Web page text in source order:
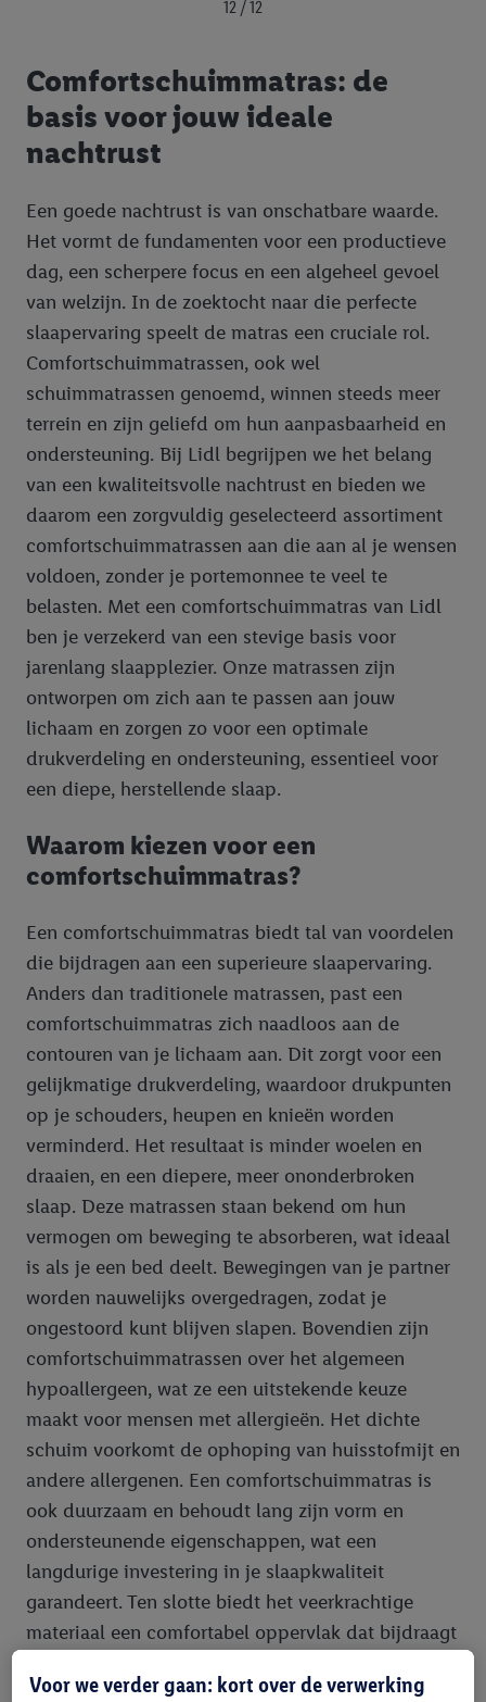
12 / 12
Comfortschuimmatras: de
basis voor jouw ideale
nachtrust
Een goede nachtrust is van onschatbare waarde.
Het vormt de fundamenten voor een productieve
dag, een scherpere focus en een algeheel gevoel
van welzijn. In de zoektocht naar die perfecte
slaapervaring speelt de matras een cruciale rol.
Comfortschuimmatrassen, ook wel
schuimmatrassen genoemd, winnen steeds meer
terrein en zijn geliefd om hun aanpasbaarheid en
ondersteuning. Bij Lidl begrijpen we het belang
van een kwaliteitsvolle nachtrust en bieden we
daarom een zorgvuldig geselecteerd assortiment
comfortschuimmatrassen aan die aan al je wensen
voldoen, zonder je portemonnee te veel te
belasten. Met een comfortschuimmatras van Lidl
ben je verzekerd van een stevige basis voor
jarenlang slaapplezier. Onze matrassen zijn
ontworpen om zich aan te passen aan jouw
lichaam en zorgen zo voor een optimale
drukverdeling en ondersteuning, essentieel voor
een diepe, herstellende slaap.
Waarom kiezen voor een
comfortschuimmatras?
Een comfortschuimmatras biedt tal van voordelen
die bijdragen aan een superieure slaapervaring.
Anders dan traditionele matrassen, past een
comfortschuimmatras zich naadloos aan de
contouren van je lichaam aan. Dit zorgt voor een
gelijkmatige drukverdeling, waardoor drukpunten
op je schouders, heupen en knieën worden
verminderd. Het resultaat is minder woelen en
draaien, en een diepere, meer ononderbroken
slaap. Deze matrassen staan bekend om hun
vermogen om beweging te absorberen, wat ideaal
is als je een bed deelt. Bewegingen van je partner
worden nauwelijks overgedragen, zodat je
ongestoord kunt blijven slapen. Bovendien zijn
comfortschuimmatrassen over het algemeen
hypoallergeen, wat ze een uitstekende keuze
maakt voor mensen met allergieën. Het dichte
schuim voorkomt de ophoping van huisstofmijt en
andere allergenen. Een comfortschuimmatras is
ook duurzaam en behoudt lang zijn vorm en
ondersteunende eigenschappen, wat een
langdurige investering in je slaapkwaliteit
garandeert. Ten slotte biedt het veerkrachtige
materiaal een comfortabel oppervlak dat bijdraagt
Voor we verder gaan: kort over de verwerking